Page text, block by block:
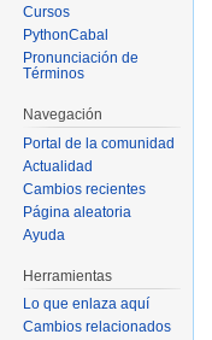
Cursos
PythonCabal
Pronunciación de
Términos
Navegación
Portal de la comunidad
Actualidad
Cambios recientes
Página aleatoria
Ayuda
Herramientas
Lo que enlaza aquí
Cambios relacionados